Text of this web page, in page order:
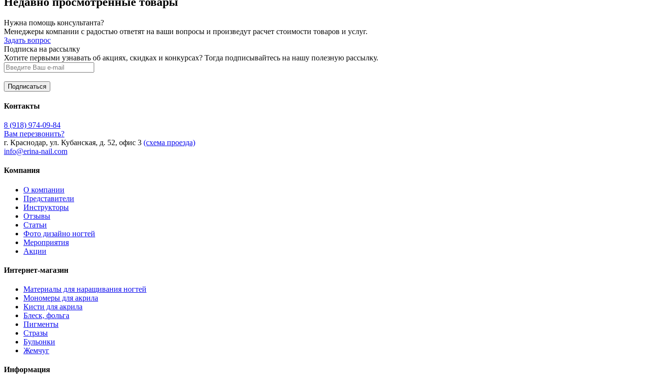
Нужна помощь консультанта?
Менеджеры компании с радостью ответят на ваши вопросы и произведут расчет стоимости товаров и услуг.
Задать вопрос
Подписка на рассылку
Хотите первыми узнавать об акциях, скидках и конкурсах? Тогда подписывайтесь на нашу полезную рассылку.
Контакты
8 (918) 974-09-84
Вам перезвонить?
г. Краснодар, ул. Кубанская, д. 52, офис 3 (схема проезда)
info@erina-nail.com
Компания
О компании
Представители
Инструкторы
Отзывы
Статьи
Фото дизайно ногтей
Мероприятия
Акции
Интернет-магазин
Материалы для наращивания ногтей
Мономеры для акрила
Кисти для акрила
Блеск, фольга
Пигменты
Стразы
Бульонки
Жемчуг
Информация